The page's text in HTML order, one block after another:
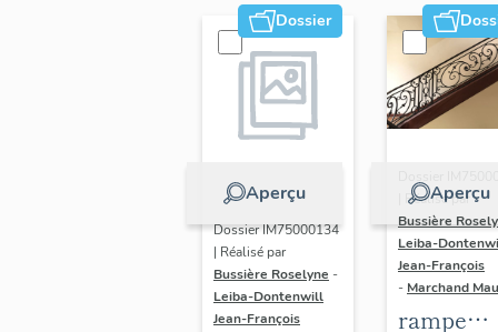
Dossier
Aperçu
Dossier IM75000134
| Réalisé par
Bussière Roselyne -
Leiba-Dontenwill
Jean-François
Aperçu
| Réalisé par
Bussière
Leiba-
Jean-François
- Marchand
rampe